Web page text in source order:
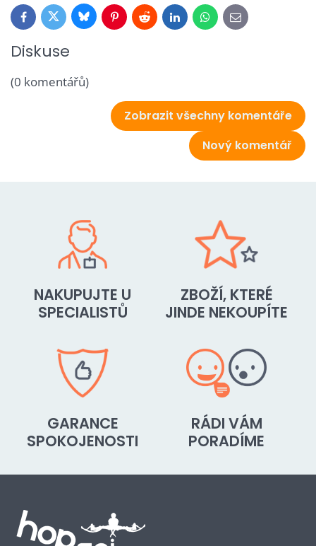
FacebookTwitterBlueskyPinterestReddit LinkedInWhatsApp
E-
mail
Diskuse
(0 komentářů)
Zobrazit všechny komentáře
Nový komentář
NAKUPUJTE U
SPECIALISTŮ
ZBOŽÍ, KTERÉ
JINDE NEKOUPÍTE
GARANCE
SPOKOJENOSTI
RÁDI VÁM
PORADÍME